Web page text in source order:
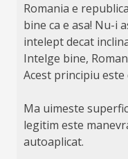
Romania e
bine ca e asa! Nu-i
intelept decat
Intelge bine,
Acest principiu
Ma uimeste
legitim este
autoaplicat.